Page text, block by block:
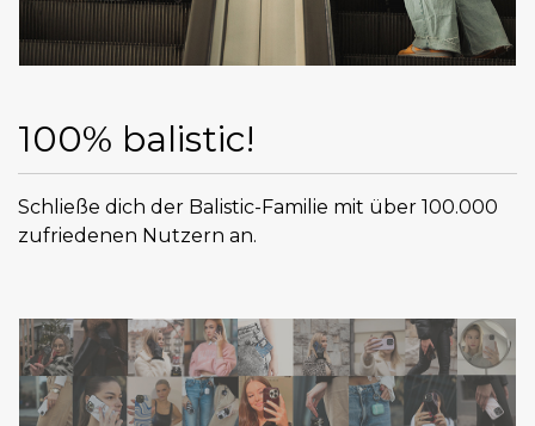
100% balistic!
Schließe dich der Balistic-Familie mit über 100.000
zufriedenen Nutzern an.